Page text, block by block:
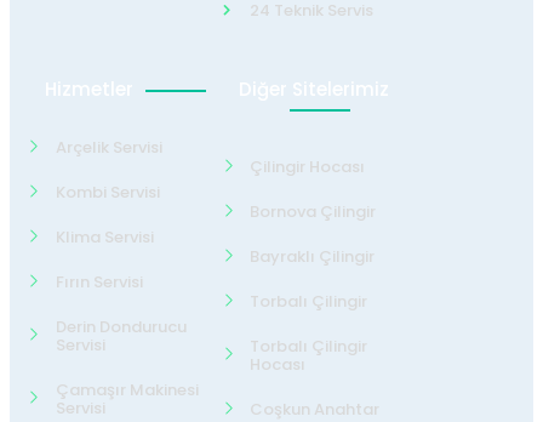
24 Teknik Servis
Hizmetler
Arçelik Servisi
Kombi Servisi
Klima Servisi
Fırın Servisi
Derin Dondurucu
Servisi
Çamaşır Makinesi
Servisi
Diğer Sitelerimiz
Çilingir Hocası
Bornova Çilingir
Bayraklı Çilingir
Torbalı Çilingir
Torbalı Çilingir
Hocası
Coşkun Anahtar